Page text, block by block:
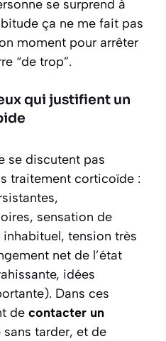
se surprend à
ça ne me fait pas
moment pour arrêter
“de trop”.
qui justifient un
se discutent pas
traitement corticoïde :
sensation de
tension très
net de l’état
idées
Dans ces
de contacter un
sans tarder, et de